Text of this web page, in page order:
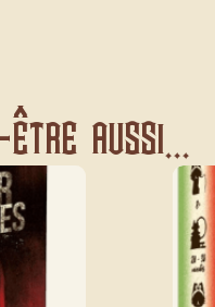
être aussi...